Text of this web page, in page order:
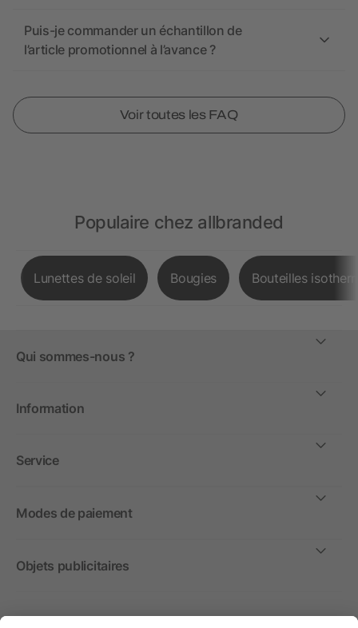
Puis-je commander un échantillon de
l’article promotionnel à l’avance ?
Voir toutes les FAQ
Populaire chez allbranded
Lunettes de soleil Bougies Bouteilles
Qui sommes-nous ?
Information
Service
Modes de paiement
Objets publicitaires